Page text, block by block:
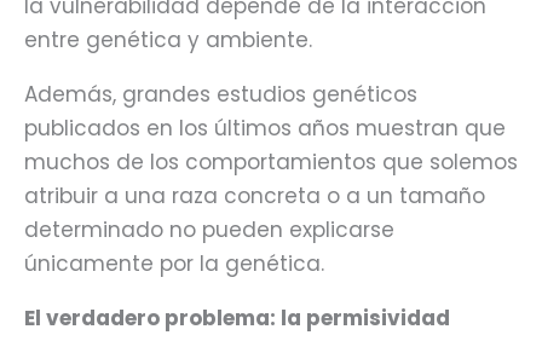
la vulnerabilidad depende de la interacción
entre genética y ambiente.
Además, grandes estudios genéticos
publicados en los últimos años muestran que
muchos de los comportamientos que solemos
atribuir a una raza concreta o a un tamaño
determinado no pueden explicarse
únicamente por la genética.
El verdadero problema: la permisividad